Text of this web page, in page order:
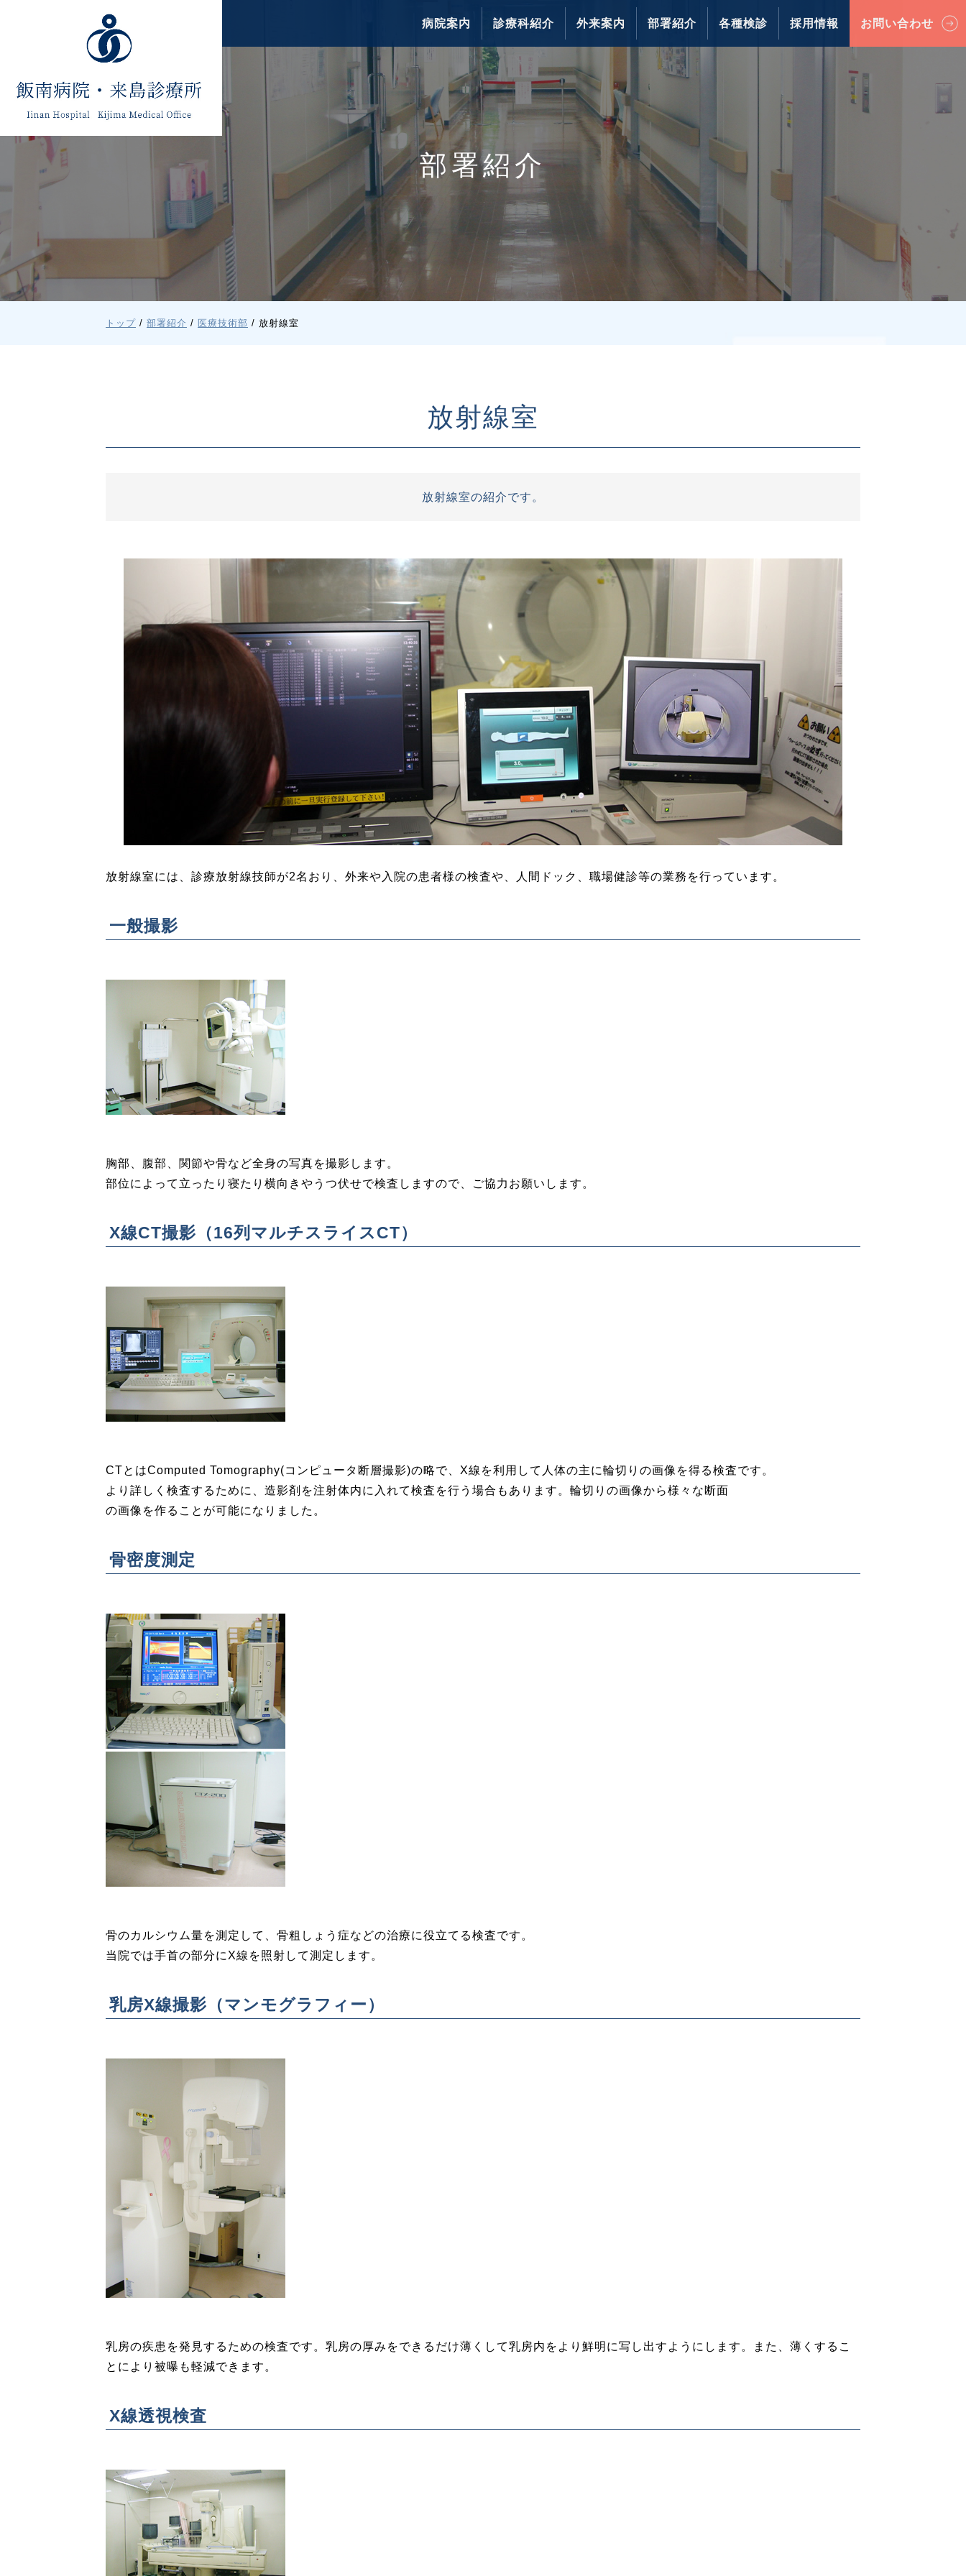
病院案内
診療科紹介 外来案内 部署紹介 各種検診 採用情報 お問い合わせ
部署紹介
現
トップ / 部署紹介 / 医療技術部 / 放射線室
放射線室
放射線室の紹介です。
放射線室には、診療放射線技師が2名おり、外来や入院の患者様の検査や、人間ドック、職場健診等の業務を行っています。
一般撮影
胸部、腹部、関節や骨など全身の写真を撮影します。
部位によって立ったり寝たり横向きやうつ伏せで検査しますので、ご協力お願いします。
X線CT撮影（16列マルチスライスCT）
CTとはComputed Tomography(コンピュータ断層撮影)の略で、X線を利用して人体の主に輪切りの画像を得る検査です。
より詳しく検査するために、造影剤を注射体内に入れて検査を行う場合もあります。輪切りの画像から様々な断面
の画像を作ることが可能になりました。
骨密度測定
骨のカルシウム量を測定して、骨粗しょう症などの治療に役立てる検査です。
当院では手首の部分にX線を照射して測定します。
乳房X線撮影（マンモグラフィー）
乳房の疾患を発見するための検査です。乳房の厚みをできるだけ薄くして乳房内をより鮮明に写し出すようにします。また、薄くするこ
とにより被曝も軽減できます。
X線透視検査